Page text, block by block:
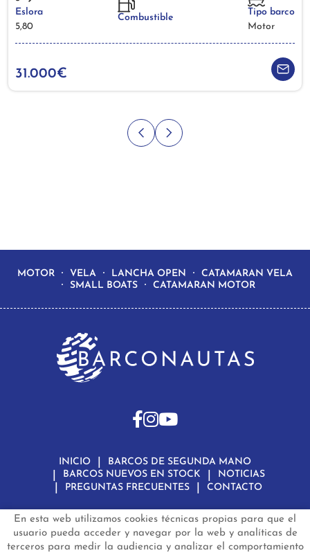
Eslora
5,80
Combustible
Tipo barco
Motor
31.000€
En esta web utilizamos cookies técnicas propias para que el
usuario pueda acceder y navegar por la web y analíticas de
terceros para medir la audiencia y analizar el comportamiento
MOTOR VELA LANCHA OPEN
CATAMARAN VELA
SMALL BOATS
CATAMARAN MOTOR
INICIO
BARCOS DE SEGUNDA MANO
BARCOS NUEVOS EN STOCK
NOTICIAS
PREGUNTAS FRECUENTES
CONTACTO
Aviso Legal
Política de Privacidad de Datos
Política de Cookies
Configuración de Cookies